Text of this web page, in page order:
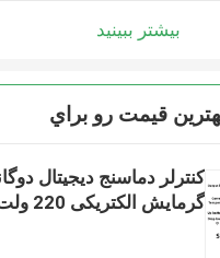
بیشتر ببینید
قيمت رو براي
گرمایش الکتریکی 220 ولت